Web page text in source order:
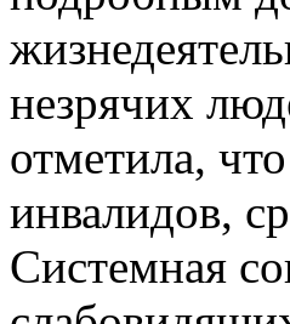
незрячих
отметила,
инвалидов,
Системная